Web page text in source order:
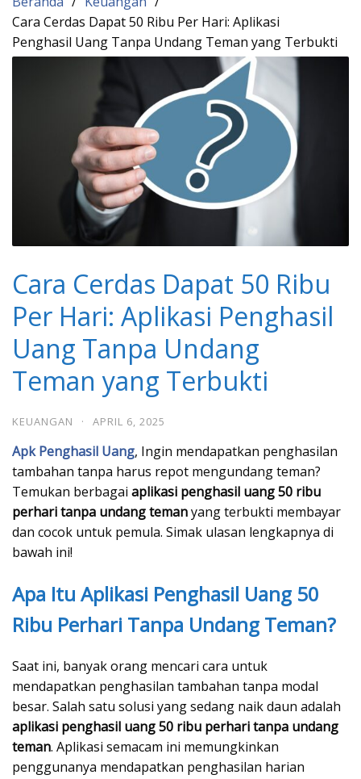
Cara Cerdas Dapat 50 Ribu Per Hari: Aplikasi
Penghasil Uang Tanpa Undang Teman yang Terbukti
Cara Cerdas Dapat 50 Ribu
Per Hari: Aplikasi Penghasil
Uang Tanpa Undang
Teman yang Terbukti
KEUANGAN · APRIL 6, 2025
Apk Penghasil Uang, Ingin mendapatkan penghasilan
tambahan tanpa harus repot mengundang teman?
Temukan berbagai aplikasi penghasil uang 50 ribu
perhari tanpa undang temanyang terbukti membayar
dan cocok untuk pemula. Simak ulasan lengkapnya di
bawah ini!
Apa Itu Aplikasi Penghasil Uang 50
Ribu Perhari Tanpa Undang Teman?
Saat ini, banyak orang mencari cara untuk
mendapatkan penghasilan tambahan tanpa modal
besar. Salah satu solusi yang sedang naik daun adalah
aplikasi penghasil uang 50 ribu perhari tanpa undang
teman. Aplikasi semacam ini memungkinkan
penggunanya mendapatkan penghasilan harian